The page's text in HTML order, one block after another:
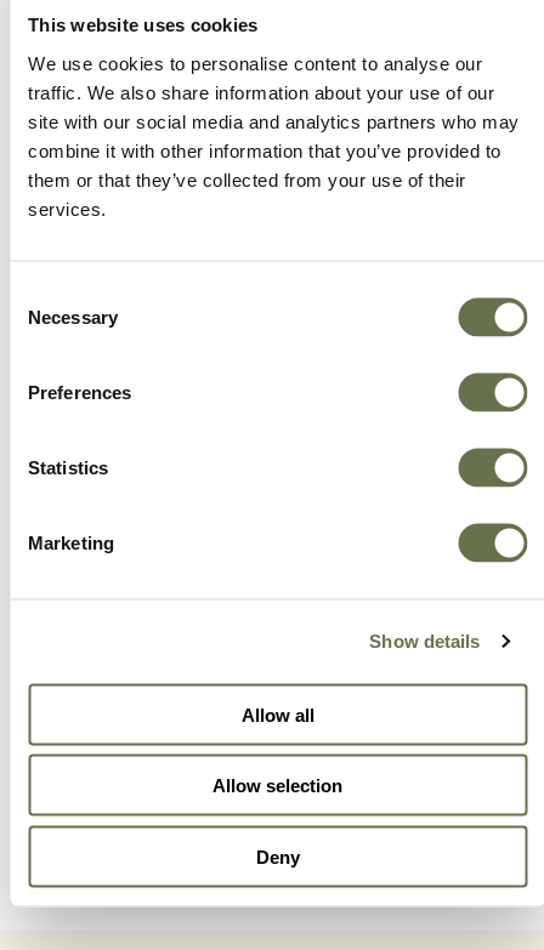
This website uses cookies
We use cookies to personalise content to analyse our
traffic. We also share information about your use of our
site with our social media and analytics partners who may
combine it with other information that you’ve provided to
them or that they’ve collected from your use of their
services.
Selection
Necessary
Preferences
Statistics
Marketing
Show details
Allow all
Allow selection
Deny